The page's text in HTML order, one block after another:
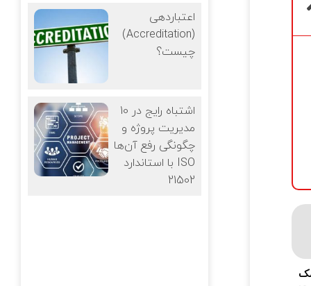
اعتباردهی
(Accreditation)
چیست؟
10 اشتباه رایج در
مدیریت پروژه و
چگونگی رفع آن‌ها
با استاندارد ISO
21502